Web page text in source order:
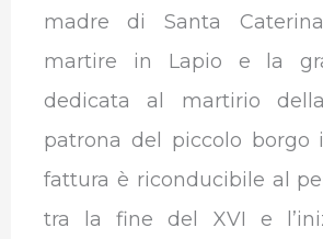
madre di Santa
martire in Lapio e la
dedicata al martirio
patrona del piccolo borgo
fattura è riconducibile al
tra la fine del XVI e